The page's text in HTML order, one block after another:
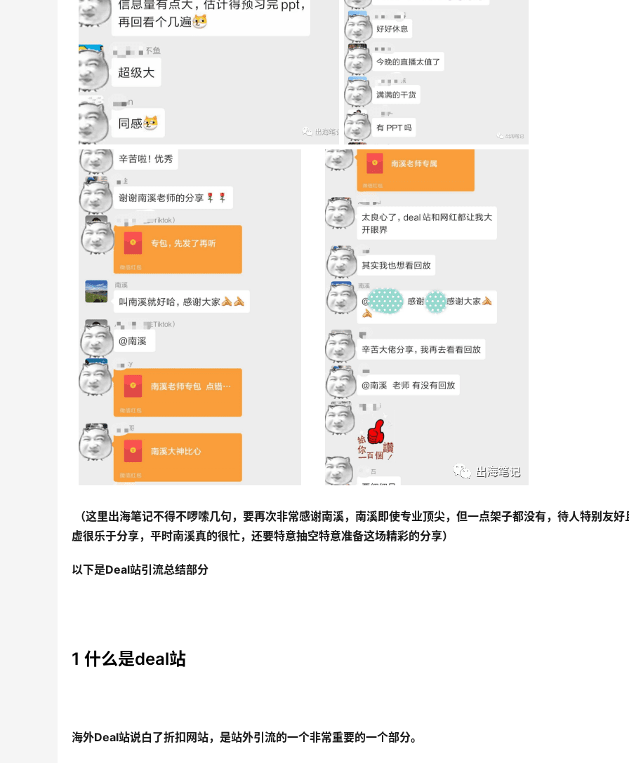
虚很乐于分享，平时南溪真的很忙，还要特意抽空特意准备这场精彩的分享）
以下是Deal站引流总结部分
1 什么是deal站
海外Deal站说白了折扣网站，是站外引流的一个非常重要的一个部分。